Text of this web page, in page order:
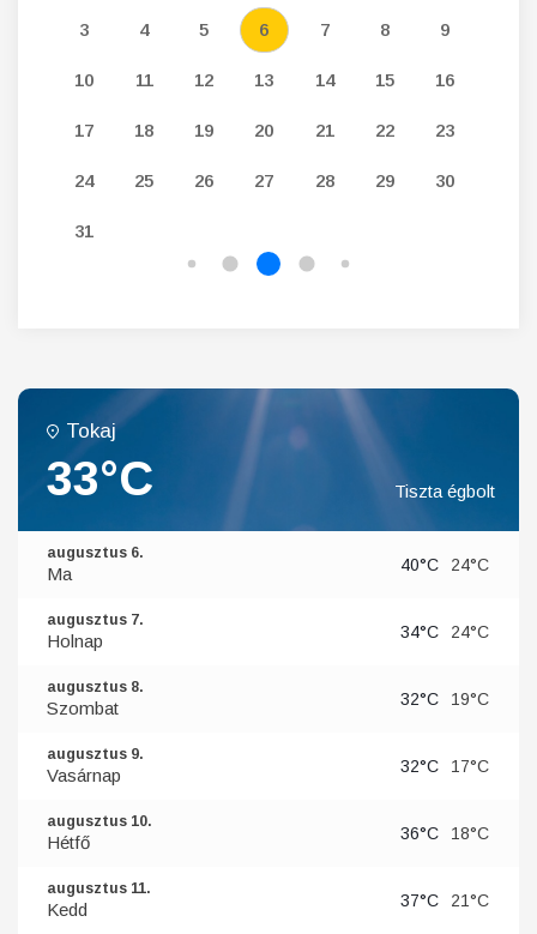
3 4 5 6 7 8 9
10 11 12 13 14 15 16
17 18 19 20 21 22 23
24 25 26 27 28 29 30
31
Tokaj
33°C Tiszta égbolt
augusztus 6.
Ma 40°C 24°C
augusztus 7.
Holnap 34°C 24°C
augusztus 8.
Szombat 32°C 19°C
augusztus 9.
Vasárnap 32°C 17°C
augusztus 10.
Hétfő 36°C 18°C
augusztus 11.
Kedd 37°C 21°C